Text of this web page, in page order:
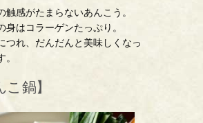
触感がたまらないあんこう。
身はコラーゲンたっぷり。
つれ、だんだんと美味しくなっ
。
こ鍋】